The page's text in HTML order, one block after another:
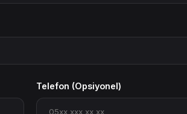
Telefon (Opsiyonel)